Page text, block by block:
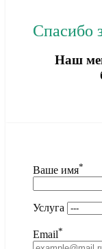
Спасибо
Наш
Ваше имя*
Услуга
Email*